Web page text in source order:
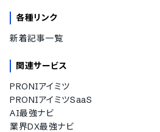
各種リンク
新着記事一覧
関連サービス
PRONIアイミツ
PRONIアイミツSaaS
AI最強ナビ
業界DX最強ナビ